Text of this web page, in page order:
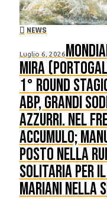
NEWS
Luglio 6, 2026
Mira
1° Round
ABP, grandi
azzurri. Nel
Accumulo;
posto nella
solitaria per il
Mariani nella